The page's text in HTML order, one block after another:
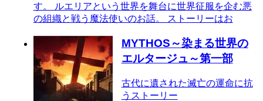
す。 ルエリアという世界を舞台に世界征服を企む悪
の組織と戦う魔法使いのお話。 ストーリーはお
MYTHOS～染まる世界の
エルタージュ～第一部
古代に遺された滅亡の運命に抗
うストーリー